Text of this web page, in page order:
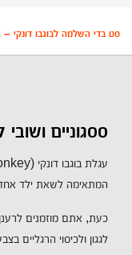
סט בדי השלמה לבוגבו דונקי
ססגוניים ושובי
המתאימה לשאת ילד
כעת, אתם מוזמנים
לגגון ולכיסוי הרגליים